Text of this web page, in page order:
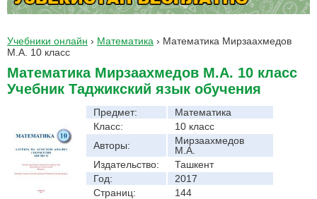
Учебники онлайн › Математика › Математика Мирзаахмедов
М.А. 10 класс
Математика Мирзаахмедов М.А. 10 класс
Учебник Таджикский язык обучения
Предмет:
Математика
Класс:
10 класс
Авторы:
Мирзаахмедов
М.А.
Издательство:
Ташкент
Год:
2017
Страниц:
144